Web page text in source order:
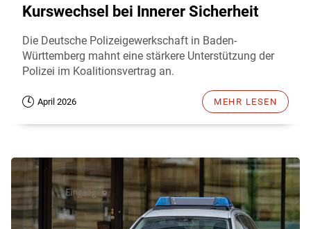
Kurswechsel bei Innerer Sicherheit
Die Deutsche Polizeigewerkschaft in Baden-
Württemberg mahnt eine stärkere Unterstützung der
Polizei im Koalitionsvertrag an.
April 2026 MEHR LESEN